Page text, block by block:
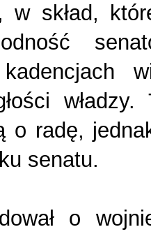
w skład,
o radę,
senatu.
o